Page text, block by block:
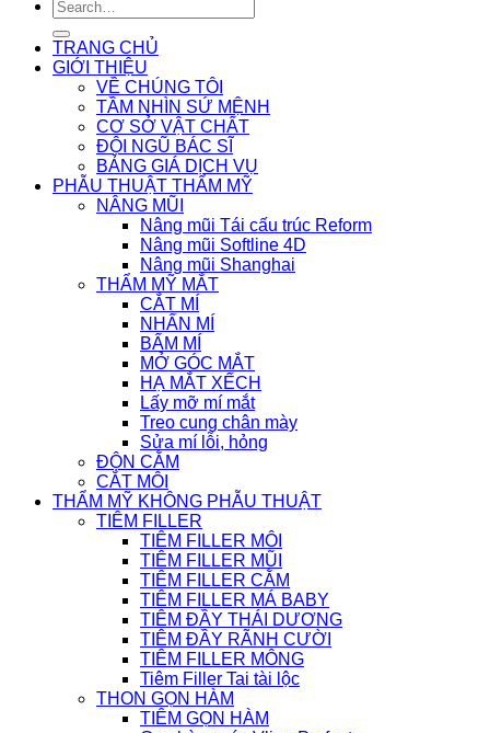
TRANG CHỦ
GIỚI THIỆU
VỀ CHÚNG TÔI
TẦM NHÌN SỨ MỆNH
CƠ SỞ VẬT CHẤT
ĐỘI NGŨ BÁC SĨ
BẢNG GIÁ DỊCH VỤ
PHẪU THUẬT THẨM MỸ
NÂNG MŨI
Nâng mũi Tái cấu trúc Reform
Nâng mũi Softline 4D
Nâng mũi Shanghai
THẨM MỸ MẮT
CẮT MÍ
NHẤN MÍ
BẤM MÍ
MỞ GÓC MẮT
HẠ MẮT XẾCH
Lấy mỡ mí mắt
Treo cung chân mày
Sửa mí lỗi, hỏng
ĐỘN CẰM
CẮT MÔI
THẨM MỸ KHÔNG PHẪU THUẬT
TIÊM FILLER
TIÊM FILLER MÔI
TIÊM FILLER MŨI
TIÊM FILLER CẰM
TIÊM FILLER MÁ BABY
TIÊM ĐẦY THÁI DƯƠNG
TIÊM ĐẦY RÃNH CƯỜI
TIÊM FILLER MÔNG
Tiêm Filler Tai tài lộc
THON GỌN HÀM
TIÊM GỌN HÀM